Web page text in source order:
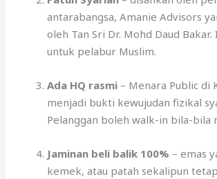
antarabangsa, Amanie Advisors
oleh Tan Sri Dr. Mohd Daud
untuk pelabur Muslim.
Ada HQ rasmi – Menara Public di
menjadi bukti kewujudan fizikal
Pelanggan boleh walk-in bila-bila
Jaminan beli balik 100% – emas
kemek, atau patah sekalipun